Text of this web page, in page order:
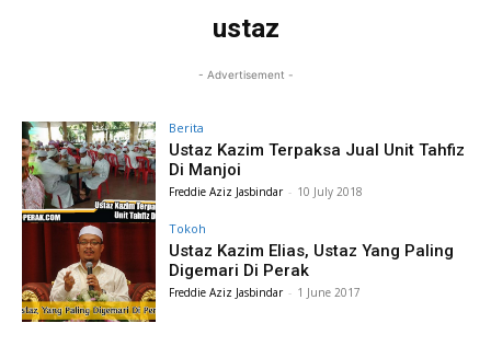
ustaz
- Advertisement -
Berita
Ustaz Kazim Terpaksa Jual Unit Tahfiz
Di Manjoi
Freddie Aziz Jasbindar - 10 July 2018
Tokoh
Ustaz Kazim Elias, Ustaz Yang Paling
Digemari Di Perak
Freddie Aziz Jasbindar - 1 June 2017